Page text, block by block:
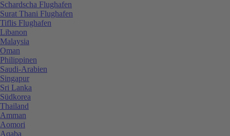
Schardscha Flughafen
Surat Thani Flughafen
Tiflis Flughafen
Libanon
Malaysia
Oman
Philippinen
Saudi-Arabien
Singapur
Sri Lanka
Südkorea
Thailand
Amman
Aomori
Aqaba